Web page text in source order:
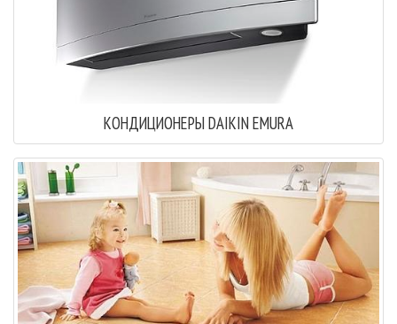
КОНДИЦИОНЕРЫ DAIKIN EMURA